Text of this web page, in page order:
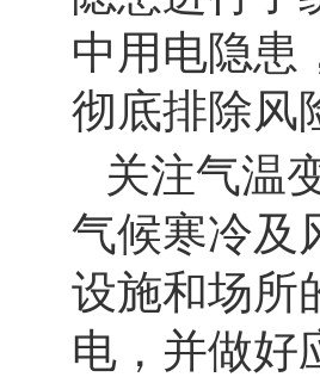
中用电隐患
彻底排除风
关注气温
气候寒冷及
设施和场所
电，并做好